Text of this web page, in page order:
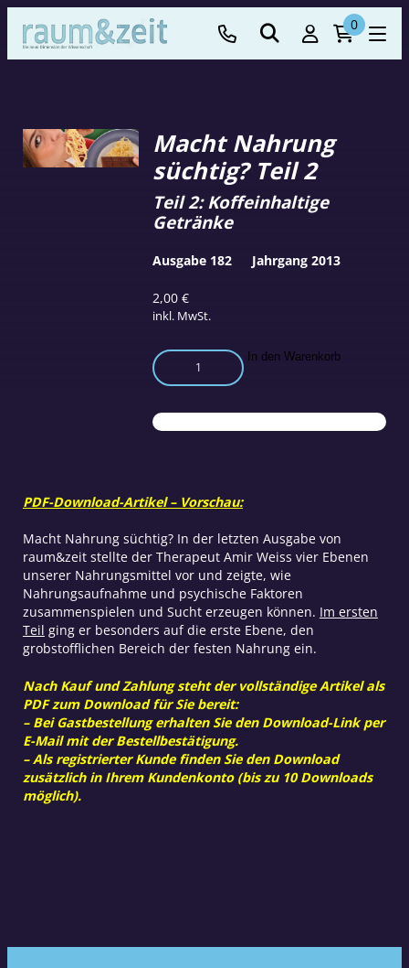
0
Macht Nahrung
süchtig? Teil 2
2,00€
inkl. MwSt.
Teil 2: Koffeinhaltige
Getränke
Macht
Nahrung
Teil
2
In den Warenkorb
Ausgabe 182 Jahrgang 2013
PDF-Download-Artikel – Vorschau:
Macht Nahrung süchtig? In der letzten Ausgabe von
raum&zeit stellte der Therapeut Amir Weiss vier Ebenen
unserer Nahrungsmittel vor und zeigte, wie
Nahrungsaufnahme und psychische Faktoren
zusammenspielen und Sucht erzeugen können. Im ersten
Teil ging er besonders auf die erste Ebene, den
grobstofflichen Bereich der festen Nahrung ein.
Nach Kauf und Zahlung steht der vollständige Artikel als
PDF zum Download für Sie bereit:
– Bei Gastbestellung erhalten Sie den Download-Link per
E-Mail mit der Bestellbestätigung.
– Als registrierter Kunde finden Sie den Download
zusätzlich in Ihrem Kundenkonto (bis zu 10 Downloads
möglich).